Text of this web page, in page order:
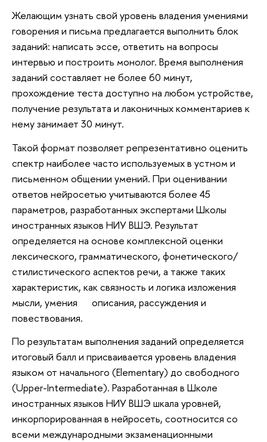
Желающим узнать свой уровень владения умениями
говорения и письма предлагается выполнить блок
заданий: написать эссе, ответить на вопросы
интервью и построить монолог. Время выполнения
заданий составляет не более 60 минут,
прохождение теста доступно на любом устройстве,
получение результата и лаконичных комментариев к
нему занимает 30 минут.
Такой формат позволяет репрезентативно оценить
спектр наиболее часто используемых в устном и
письменном общении умений. При оценивании
ответов нейросетью учитываются более 45
параметров, разработанных экспертами Школы
иностранных языков НИУ ВШЭ. Результат
определяется на основе комплексной оценки
лексического, грамматического, фонетического/
стилистического аспектов речи, а также таких
характеристик, как связность и логика изложения
мысли, умения описания, рассуждения и
повествования.
По результатам выполнения заданий определяется
итоговый балл и присваивается уровень владения
языком от начального (Elementary) до свободного
(Upper-Intermediate). Разработанная в Школе
иностранных языков НИУ ВШЭ шкала уровней,
инкорпорированная в нейросеть, соотносится со
всеми международными экзаменационными